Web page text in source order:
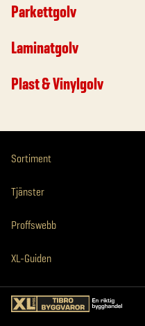
Parkettgolv
Laminatgolv
Plast & Vinylgolv
Sortiment
Tjänster
Proffswebb
XL-Guiden